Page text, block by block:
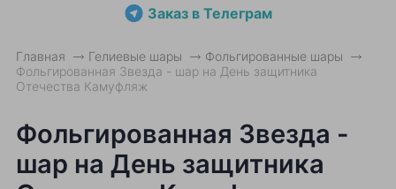
Заказ в Телеграм
Главная Гелиевые шары
Фольгированные шары
Фольгированная Звезда - шар на День защитника
Отечества Камуфляж
Фольгированная Звезда -
шар на День защитника